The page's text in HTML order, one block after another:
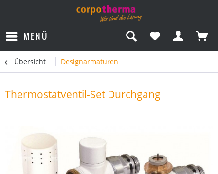
MENÜ
Übersicht Designarmaturen
Thermostatventil-Set Durchgang